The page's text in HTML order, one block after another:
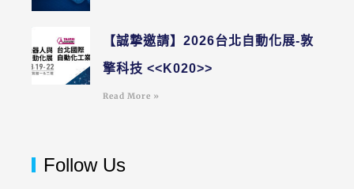
【誠摯邀請】2026台北自動化展-敦
擎科技 <<K020>>
Read More »
Follow Us